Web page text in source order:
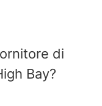
di
Bay?